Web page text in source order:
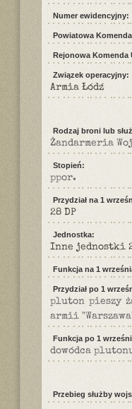
Numer ewidencyjny:
Powiatowa
Rejonowa Komenda
Związek operacyjny:
Armia Łódź
Rodzaj broni lub
Żandarmeria
Stopień:
ppor.
Przydział na 1
28 DP
Jednostka:
Inne jednostki
Funkcja na 1
Przydział po 1
pluton pieszy
armii
Funkcja po 1
dowódca
Przebieg służby